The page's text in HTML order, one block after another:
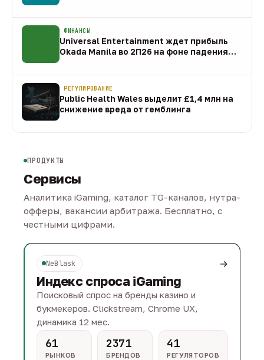
ФИНАНСЫ
Universal Entertainment ждет прибыль
Okada Manila во 2П26 на фоне падения
РЕГУЛИРОВАНИЕ
Public Health Wales выделит £1,4 млн на
снижение вреда от гемблинга
ПРОДУКТЫ
Сервисы
Аналитика iGaming, каталог TG-каналов, нутра-
офферы, вакансии арбитража. Бесплатно, с
честными цифрами.
NeBlask →
Индекс спроса iGaming
Поисковый спрос на бренды казино и
букмекеров. Clickstream, Chrome UX,
динамика 12 мес.
61
РЫНКОВ
2371
БРЕНДОВ
41
РЕГУЛЯТОРОВ